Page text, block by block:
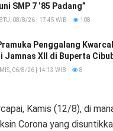
SMP 7 ’85 Padang”
08/8/26 | 17:45 WIB 108
Penggalang
Jamnas XII di Buperta
06/8/26 | 14:13 WIB 8
Kamis (12/8), di
Corona yang